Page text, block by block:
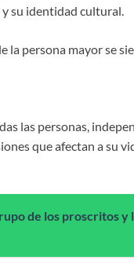
su identidad cultural.
persona mayor se
las personas,
que afectan a su
de los proscritos y